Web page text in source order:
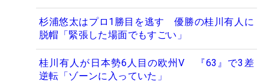
杉浦悠太はプロ1勝目を逃す 優勝の桂川有人に
脱帽「緊張した場面でもすごい」
桂川有人が日本勢6人目の欧州V 『63』で3差
逆転「ゾーンに入っていた」